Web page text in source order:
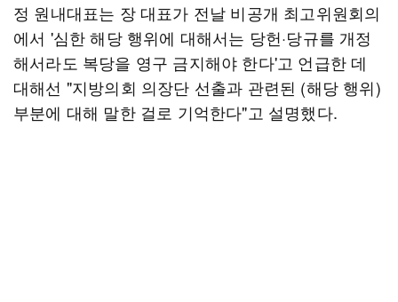
정 원내대표는 장 대표가 전날 비공개 최고위원회의
에서 '심한 해당 행위에 대해서는 당헌·당규를 개정
해서라도 복당을 영구 금지해야 한다'고 언급한 데
대해선 "지방의회 의장단 선출과 관련된 (해당 행위)
부분에 대해 말한 걸로 기억한다"고 설명했다.